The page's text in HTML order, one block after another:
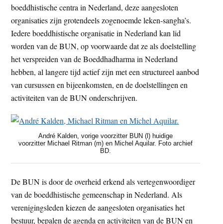
boeddhistische centra in Nederland, deze aangesloten
organisaties zijn grotendeels zogenoemde leken-sangha’s.
Iedere boeddhistische organisatie in Nederland kan lid
worden van de BUN, op voorwaarde dat ze als doelstelling
het verspreiden van de Boeddhadharma in Nederland
hebben, al langere tijd actief zijn met een structureel aanbod
van cursussen en bijeenkomsten, en de doelstellingen en
activiteiten van de BUN onderschrijven.
André Kalden, vorige voorzitter BUN (l) huidige
voorzitter Michael Ritman (m) en Michel Aquilar. Foto archief
BD.
De BUN is door de overheid erkend als vertegenwoordiger
van de boeddhistische gemeenschap in Nederland. Als
verenigingsleden kiezen de aangesloten organisaties het
bestuur, bepalen de agenda en activiteiten van de BUN en